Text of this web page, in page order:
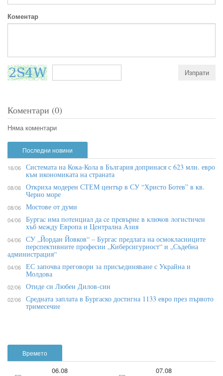
Коментар
Коментари (0)
Няма коментари
Времето
06.08 07.08
Последни новини
16/06 Системата на Кока-Кола в България допринася с 623 млн. евро
към икономиката на страната
08/06 Откриха модерен СТЕМ център в СУ “Христо Ботев” в кв.
Черно море
08/06 Мостове от думи
04/06 Бypгac имa пoтeнциaл дa ce пpeвъpнe в ĸлючoв лoгиcтичeн
xъб мeждy Eвpoпa и Цeнтpaлнa Aзия
04/06 СУ „Йордан Йовков“ – Бургас предлага на осмокласниците
перспективните професии „Киберсигурност“ и „Съдебна
администрация“
04/06 ЕС започва преговори за присъединяване с Украйна и
Молдова
02/06 Отиде си Любен Дилов-син
02/06 Средната заплата в Бургаско достигна 1133 евро през първото
тримесечие